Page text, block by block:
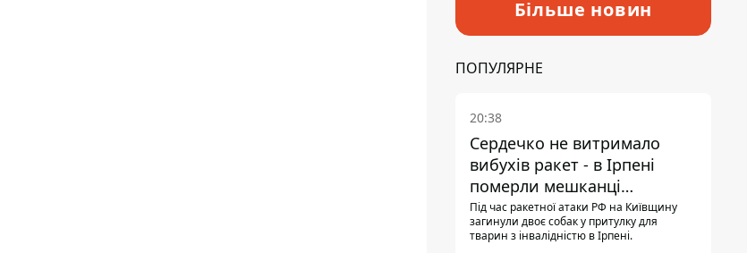
Більше новин
ПОПУЛЯРНЕ
20:38
Сердечко не витримало
вибухів ракет - в Ірпені
померли мешканці
притулку для собак з
інвалідністю
Під час ракетної атаки РФ на Київщину
загинули двоє собак у притулку для
тварин з інвалідністю в Ірпені.